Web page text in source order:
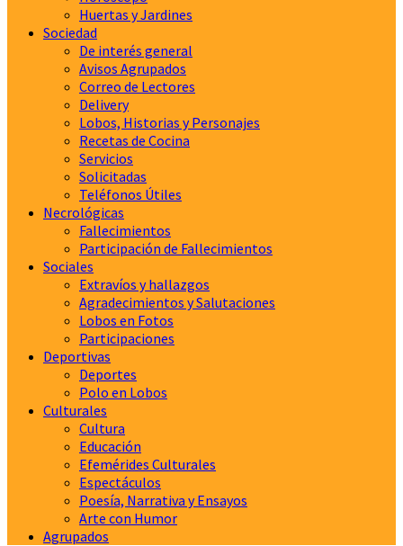
Huertas y Jardines
Sociedad
De interés general
Avisos Agrupados
Correo de Lectores
Delivery
Lobos, Historias y Personajes
Recetas de Cocina
Servicios
Solicitadas
Teléfonos Útiles
Necrológicas
Fallecimientos
Participación de Fallecimientos
Sociales
Extravíos y hallazgos
Agradecimientos y Salutaciones
Lobos en Fotos
Participaciones
Deportivas
Deportes
Polo en Lobos
Culturales
Cultura
Educación
Efemérides Culturales
Espectáculos
Poesía, Narrativa y Ensayos
Arte con Humor
Agrupados